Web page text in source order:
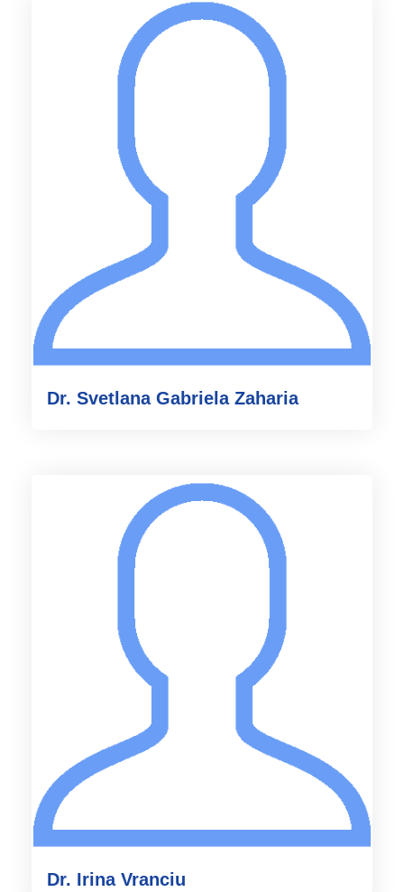
Dr. Svetlana Gabriela Zaharia
Dr. Irina Vranciu